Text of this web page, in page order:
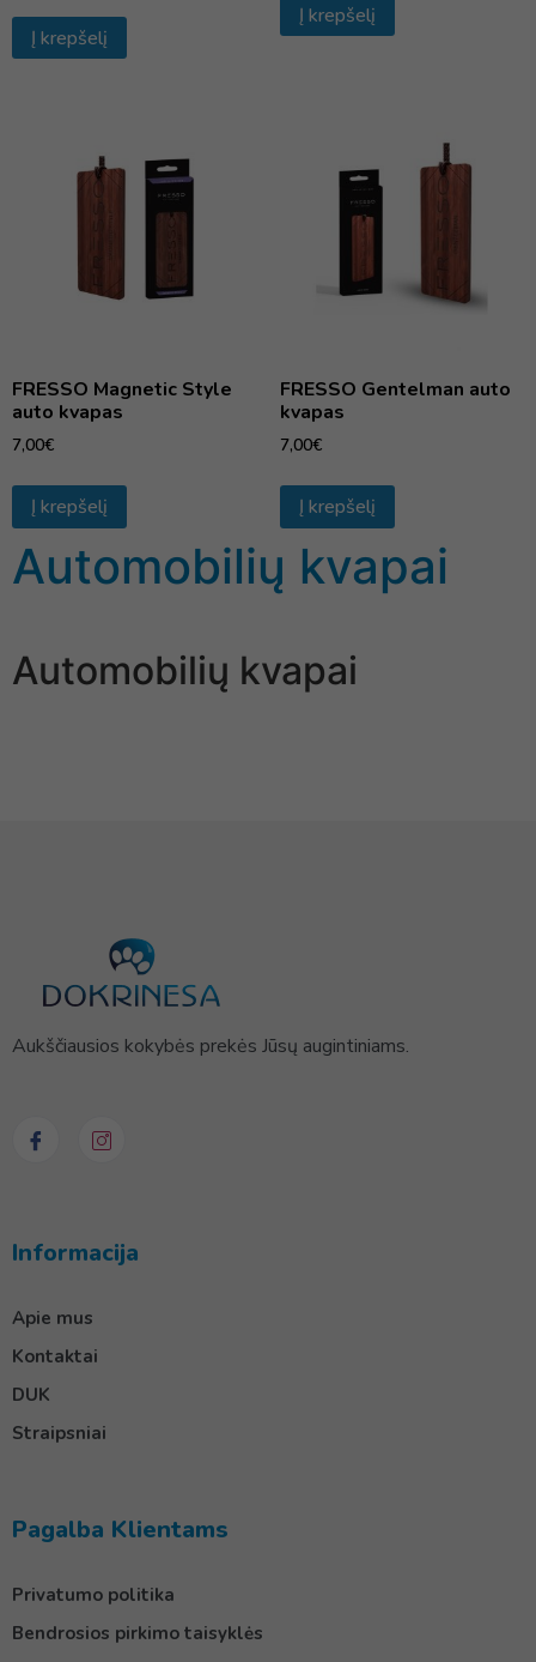
Į krepšelį
Į krepšelį
FRESSO Magnetic Style
auto kvapas
7,00€
Į krepšelį
FRESSO Gentelman auto
kvapas
7,00€
Į krepšelį
Automobilių kvapai
Automobilių kvapai
Aukščiausios kokybės prekės Jūsų augintiniams.
Informacija
Apie mus
Kontaktai
DUK
Straipsniai
Pagalba Klientams
Privatumo politika
Bendrosios pirkimo taisyklės